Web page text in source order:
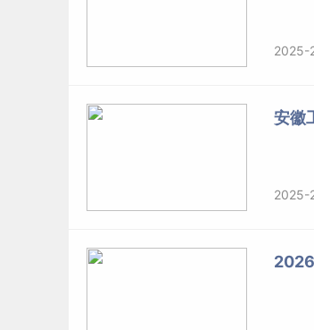
2025-
安徽
2025-